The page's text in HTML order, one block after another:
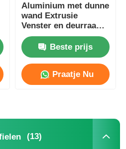
op
Aluminium met dunne
wand Extrusie
Venster en deurraam
6005 T5 Aluminium
met dunne wand
Extrusie
Beste prijs
Praatje Nu
(13)